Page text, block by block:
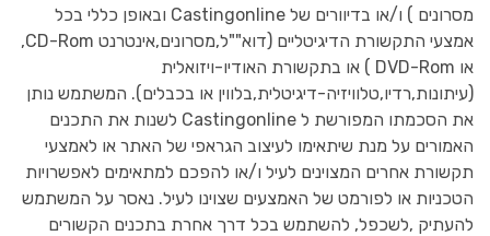
מסרונים ) ו/או בדיוורים של Castingonline ובאופן כללי בכל
אמצעי התקשורת הדיגיטליים (דוא""ל,מסרונים,אינטרנט CD-Rom,
או DVD-Rom ) או בתקשורת האודיו-ויזואלית
(עיתונות,רדיו,טלוויזיה-דיגיטלית,בלווין או בכבלים). המשתמש נותן
את הסכמתו המפורשת ל Castingonline לשנות את התכנים
האמורים על מנת שיתאימו לעיצוב הגראפי של האתר או לאמצעי
תקשורת אחרים המצוינים לעיל ו/או להפכם למתאימים לאפשרויות
הטכניות או לפורמט של האמצעים שצוינו לעיל. נאסר על המשתמש
להעתיק ,לשכפל, להשתמש בכל דרך אחרת בתכנים הקשורים